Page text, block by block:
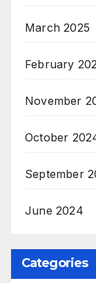
March 2025
February
November
October
September
June 2024
Categories